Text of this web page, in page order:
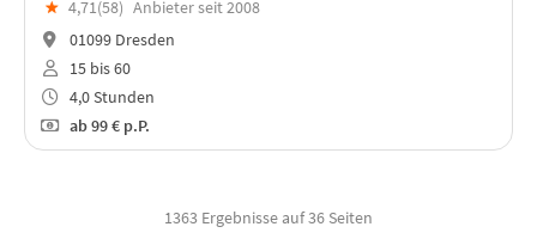
★ 4,71(58) Anbieter seit 2008
01099 Dresden
15 bis 60
4,0 Stunden
ab99 € p.P.
1363 Ergebnisse auf 36 Seiten